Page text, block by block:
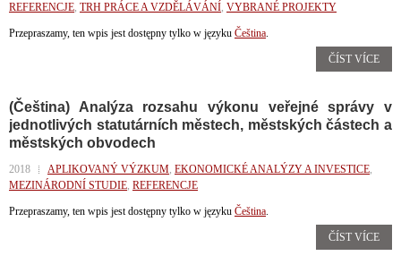
REFERENCJE, TRH PRÁCE A VZDĚLÁVÁNÍ, VYBRANÉ PROJEKTY
Przepraszamy, ten wpis jest dostępny tylko w języku Čeština.
ČÍST VÍCE
(Čeština) Analýza rozsahu výkonu veřejné správy v
jednotlivých statutárních městech, městských částech a
městských obvodech
2018 APLIKOVANÝ VÝZKUM, EKONOMICKÉ ANALÝZY A INVESTICE,
MEZINÁRODNÍ STUDIE, REFERENCJE
Przepraszamy, ten wpis jest dostępny tylko w języku Čeština.
ČÍST VÍCE